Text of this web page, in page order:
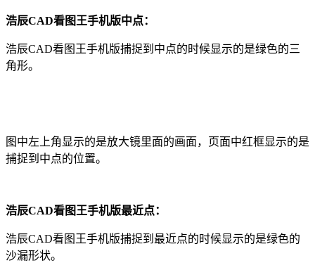
浩辰CAD看图王手机版中点：
浩辰CAD看图王手机版捕捉到中点的时候显示的是绿色的三
角形。
图中左上角显示的是放大镜里面的画面，页面中红框显示的是
捕捉到中点的位置。
浩辰CAD看图王手机版最近点：
浩辰CAD看图王手机版捕捉到最近点的时候显示的是绿色的
沙漏形状。